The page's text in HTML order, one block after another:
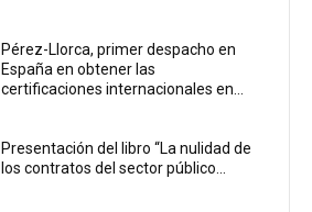
Pérez-Llorca, primer despacho en
España en obtener las
certificaciones internacionales en...
Presentación del libro “La nulidad de
los contratos del sector público...